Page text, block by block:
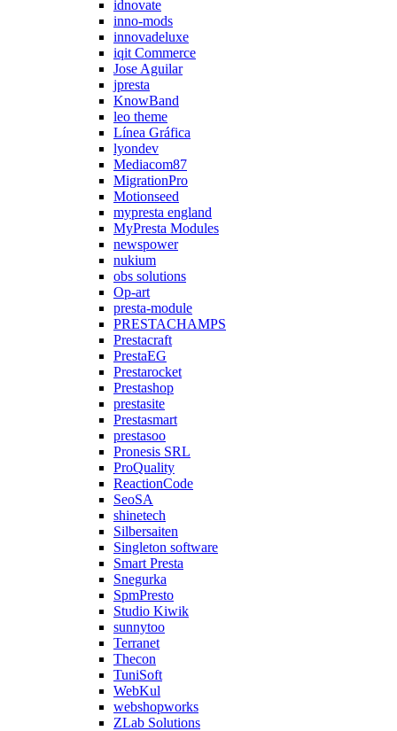
idnovate
inno-mods
innovadeluxe
iqit Commerce
Jose Aguilar
jpresta
KnowBand
leo theme
Línea Gráfica
lyondev
Mediacom87
MigrationPro
Motionseed
mypresta england
MyPresta Modules
newspower
nukium
obs solutions
Op-art
presta-module
PRESTACHAMPS
Prestacraft
PrestaEG
Prestarocket
Prestashop
prestasite
Prestasmart
prestasoo
Pronesis SRL
ProQuality
ReactionCode
SeoSA
shinetech
Silbersaiten
Singleton software
Smart Presta
Snegurka
SpmPresto
Studio Kiwik
sunnytoo
Terranet
Thecon
TuniSoft
WebKul
webshopworks
ZLab Solutions